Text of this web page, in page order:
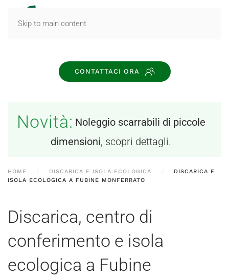
Skip to main content
CONTATTACI ORA
Novità: Noleggio scarrabili di piccole
dimensioni, scopri dettagli.
HOME DISCARICA E ISOLA ECOLOGICA
DISCARICA E
ISOLA ECOLOGICA A FUBINE MONFERRATO
Discarica, centro di
conferimento e isola
ecologica a Fubine